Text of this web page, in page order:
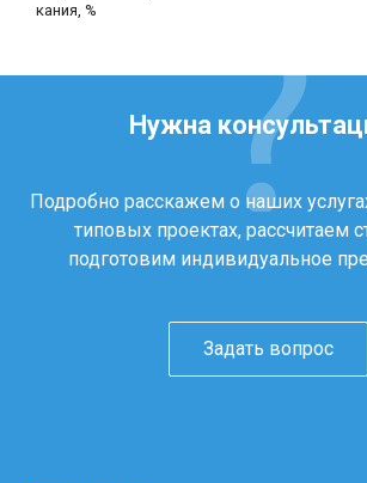
кания, %
Нужна
Подробно расскажем о наших
типовых проектах, рассчитаем
подготовим индивидуальное
Задать вопрос